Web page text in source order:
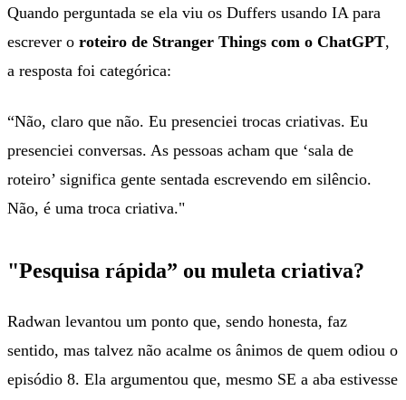
Quando perguntada se ela viu os Duffers usando IA para
escrever o roteiro de Stranger Things com o ChatGPT,
a resposta foi categórica:
“Não, claro que não. Eu presenciei trocas criativas. Eu
presenciei conversas. As pessoas acham que ‘sala de
roteiro’ significa gente sentada escrevendo em silêncio.
Não, é uma troca criativa."
"Pesquisa rápida” ou muleta criativa?
Radwan levantou um ponto que, sendo honesta, faz
sentido, mas talvez não acalme os ânimos de quem odiou o
episódio 8. Ela argumentou que, mesmo SE a aba estivesse